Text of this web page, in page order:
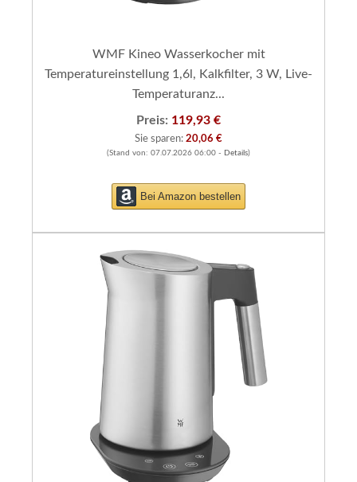
WMF Kineo Wasserkocher mit
Temperatureinstellung 1,6l, Kalkfilter, 3 W, Live-
Temperaturanz...
Preis: 119,93 €
Sie sparen: 20,06 €
(Stand von: 07.07.2026 06:00 - Details)
Bei Amazon bestellen